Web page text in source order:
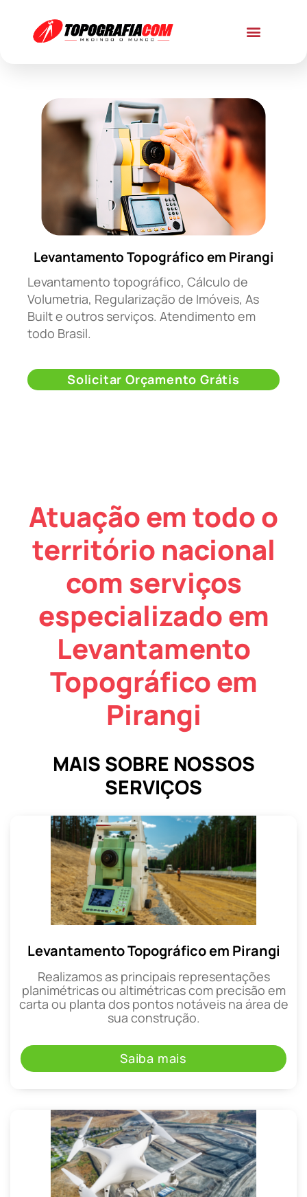
Levantamento Topográfico em Pirangi
Levantamento topográfico, Cálculo de
Volumetria, Regularização de Imóveis, As
Built e outros serviços. Atendimento em
todo Brasil.
Solicitar Orçamento Grátis
Atuação em todo o
território nacional
com serviços
especializado em
Levantamento
Topográfico em
Pirangi
MAIS SOBRE NOSSOS
SERVIÇOS
Levantamento Topográfico em Pirangi
Realizamos as principais representações
planimétricas ou altimétricas com precisão em
carta ou planta dos pontos notáveis na área de
sua construção.
Saiba mais